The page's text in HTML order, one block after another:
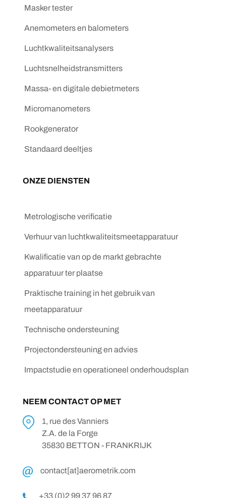
Masker tester
Anemometers en balometers
Luchtkwaliteitsanalysers
Luchtsnelheidstransmitters
Massa- en digitale debietmeters
Micromanometers
Rookgenerator
Standaard deeltjes
ONZE DIENSTEN
Metrologische verificatie
Verhuur van luchtkwaliteitsmeetapparatuur
Kwalificatie van op de markt gebrachte
apparatuur ter plaatse
Praktische training in het gebruik van
meetapparatuur
Technische ondersteuning
Projectondersteuning en advies
Impactstudie en operationeel onderhoudsplan
NEEM CONTACT OP MET
1, rue des Vanniers
Z.A. de la Forge
35830 BETTON - FRANKRIJK
contact[at]aerometrik.com
+33 (0)2 99 37 96 87